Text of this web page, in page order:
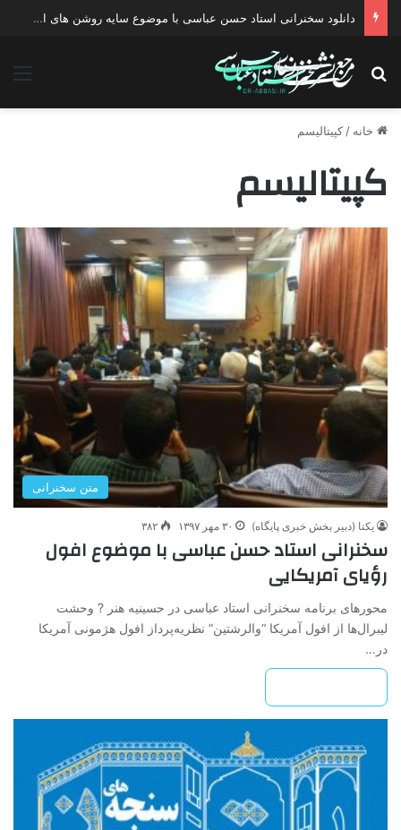
دانلود سخنرانی استاد حسن عباسی با موضوع سایه روشن های انتخاب یک نامزد اصلح
جستجو برای
خانه / کپیتالیسم
کپیتالیسم
متن سخنرانی
یکتا (دبیر بخش خبری پایگاه) ۳۰ مهر ۱۳۹۷ ۳۸۲
سخنرانی استاد حسن عباسی با موضوع افول
رؤیای آمریکایی
محورهای برنامه سخنرانی استاد عباسی در حسینیه هنر ? وحشت
لیبرال‌ها از افول آمریکا “والرشتین” نظریه‌پرداز افول هژمونی آمریکا
در…